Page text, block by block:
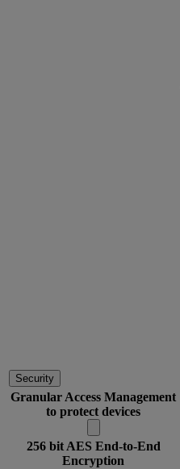
Security
Granular Access Management
to protect devices
256 bit AES End-to-End
Encryption